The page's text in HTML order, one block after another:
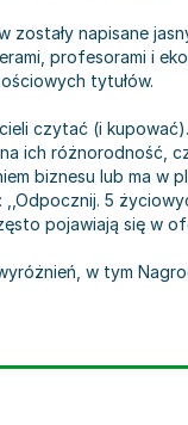
napisane
profesorami i
tytułów.
czytać (i
ich różnorodność,
biznesu lub ma w
5
pojawiają się w
w tym